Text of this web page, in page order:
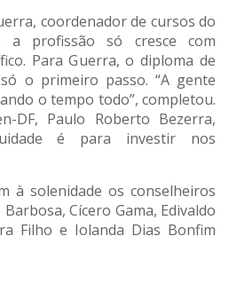
coordenador de cursos do
a profissão só cresce com
Para Guerra, o diploma de
o primeiro passo. “A gente
o tempo todo”, completou.
DF, Paulo Roberto Bezerra,
é para investir nos
à solenidade os conselheiros
Cícero Gama, Edivaldo
Filho e Iolanda Dias Bonfim